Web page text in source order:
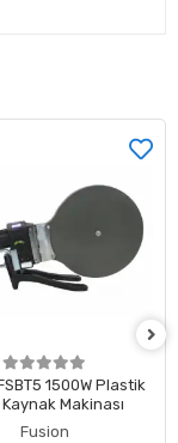
MİNİ-S1 800 W
Kaynak Makinası
Fusion